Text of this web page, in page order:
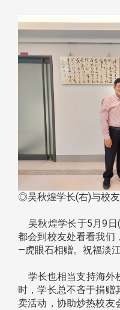
◎吴秋煌学长(右)与校
吴秋煌学长于5月9日
都会到校友处看看我们
—虎眼石相赠。祝福淡
学长也相当支持海外
时，学长总不吝于捐赠
卖活动，协助炒热校友